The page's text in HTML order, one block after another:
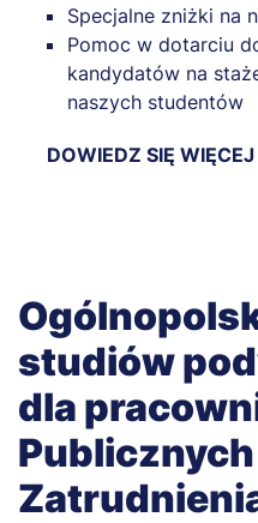
Specjalne zniżki na
Pomoc w dotarciu
kandydatów na
naszych studentów
DOWIEDZ SIĘ WIĘCEJ
studiów
dla
Publicznych